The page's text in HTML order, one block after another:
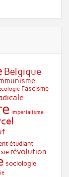
Belgique
Fascisme
impérialisme
étudiant
révolution
sociologie